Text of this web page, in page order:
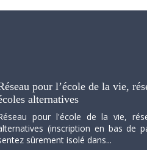
pour l’école de la vie,
alternatives
pour l'école de la vie,
(inscription en bas de
sûrement isolé dans...